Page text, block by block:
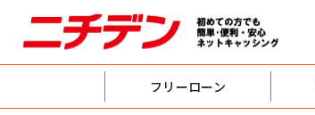
フリーローン